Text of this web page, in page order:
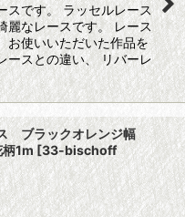
スです。 ラッセルレース
麗なレースです。 レース
お使いいただいた作品を
ースとの違い、 リバーレ
ブラックオレンジ幅
1m [33-bischoff